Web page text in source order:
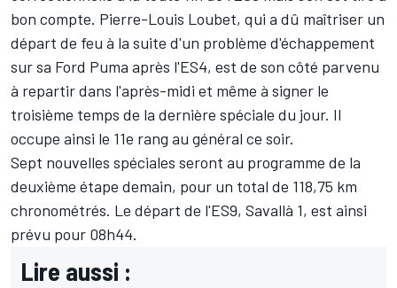
bon compte. Pierre-Louis Loubet, qui a dû maîtriser un
départ de feu à la suite d'un problème d'échappement
sur sa Ford Puma après l'ES4, est de son côté parvenu
à repartir dans l'après-midi et même à signer le
troisième temps de la dernière spéciale du jour. Il
occupe ainsi le 11e rang au général ce soir.
Sept nouvelles spéciales seront au programme de la
deuxième étape demain, pour un total de 118,75 km
chronométrés. Le départ de l'ES9, Savallà 1, est ainsi
prévu pour 08h44.
Lire aussi :